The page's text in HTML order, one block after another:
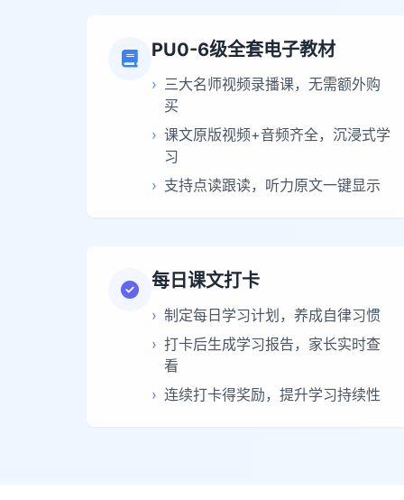
PU0-6级全套电子教材
› 三大名师视频录播课，无需额外购
买
› 课文原版视频+音频齐全，沉浸式学
习
› 支持点读跟读，听力原文一键显示
每日课文打卡
› 制定每日学习计划，养成自律习惯
› 打卡后生成学习报告，家长实时查
看
› 连续打卡得奖励，提升学习持续性